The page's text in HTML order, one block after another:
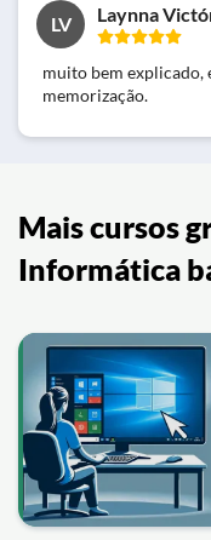
LV Laynna
muito bem explicado,
memorização.
Mais cursos
Informática